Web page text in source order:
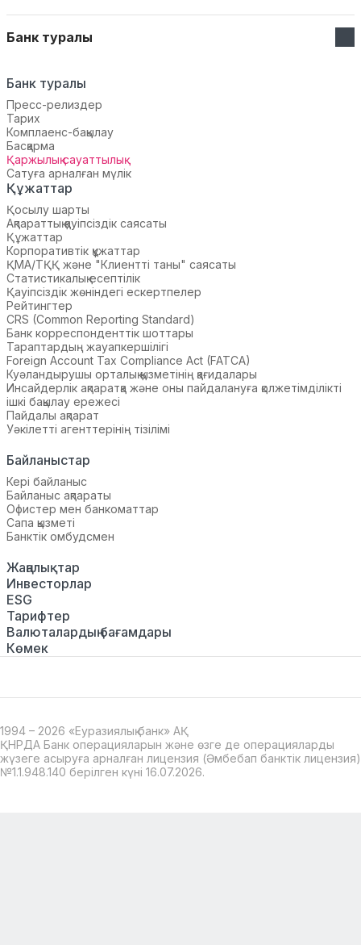
Банк туралы
Банк туралы
Пресс-релиздер
Тарих
Комплаенс-бақылау
Басқарма
Қаржылық сауаттылық
Сатуға арналған мүлік
Құжаттар
Қосылу шарты
Ақпараттық қауіпсіздік саясаты
Құжаттар
Корпоративтік құжаттар
ҚМА/ТҚҚ және "Клиентті таны" саясаты
Статистикалық есептілік
Қауіпсіздік жөніндегі ескертпелер
Рейтингтер
CRS (Common Reporting Standard)
Банк корреспонденттік шоттары
Тараптардың жауапкершілігі
Foreign Account Tax Compliance Act (FATCA)
Куәландырушы орталық қызметінің қағидалары
Инсайдерлік ақпаратқа және оны пайдалануға қолжетімділікті
ішкі бақылау ережесі
Пайдалы ақпарат
Уәкілетті агенттерінің тізілімі
Байланыстар
Кері байланыс
Байланыс ақпараты
Офистер мен банкоматтар
Сапа қызметі
Банктік омбудсмен
Жаңалықтар
Инвесторлар
ESG
Тарифтер
Валюталардың бағамдары
Көмек
1994 – 2026 «Еуразиялық банк» АҚ
ҚНРДА Банк операцияларын және өзге де операцияларды
жүзеге асыруға арналған лицензия (Әмбебап банктік лицензия)
№1.1.948.140 берілген күні 16.07.2026.